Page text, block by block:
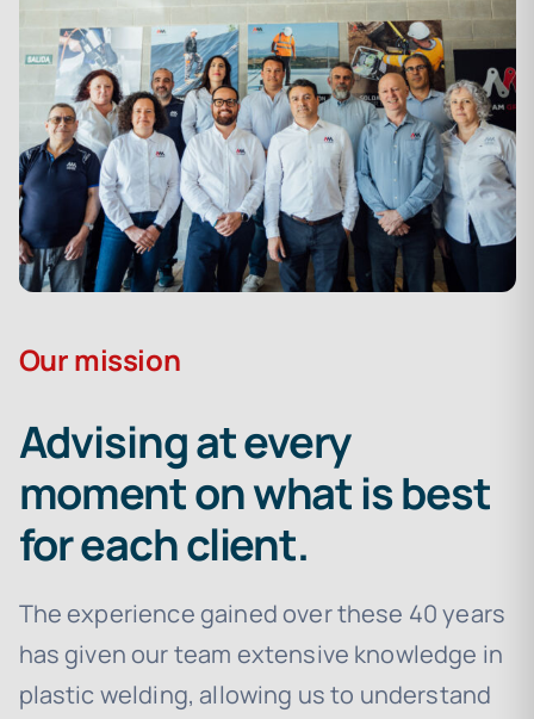
Our mission
Advising at every
moment on what is best
for each client.
The experience gained over these 40 years
has given our team extensive knowledge in
plastic welding, allowing us to understand